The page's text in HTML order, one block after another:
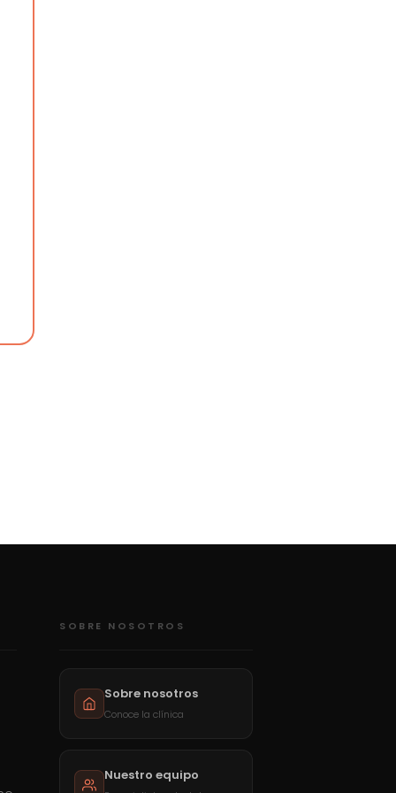
SOBRE NOSOTROS
Sobre nosotros
Conoce la clínica
Nuestro equipo